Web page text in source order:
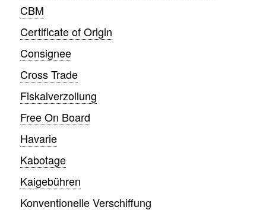
CBM
Certificate of Origin
Consignee
Cross Trade
Fiskalverzollung
Free On Board
Havarie
Kabotage
Kaigebühren
Konventionelle Verschiffung